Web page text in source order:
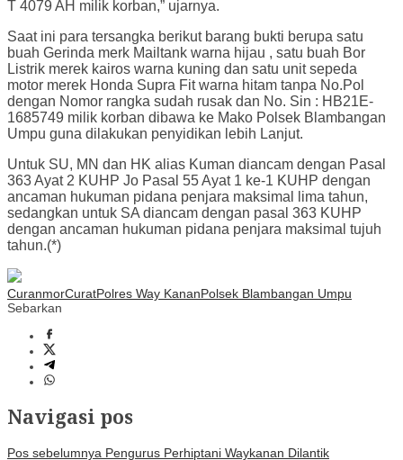
T 4079 AH milik korban,” ujarnya.
Saat ini para tersangka berikut barang bukti berupa satu
buah Gerinda merk Mailtank warna hijau , satu buah Bor
Listrik merek kairos warna kuning dan satu unit sepeda
motor merek Honda Supra Fit warna hitam tanpa No.Pol
dengan Nomor rangka sudah rusak dan No. Sin : HB21E-
1685749 milik korban dibawa ke Mako Polsek Blambangan
Umpu guna dilakukan penyidikan lebih Lanjut.
Untuk SU, MN dan HK alias Kuman diancam dengan Pasal
363 Ayat 2 KUHP Jo Pasal 55 Ayat 1 ke-1 KUHP dengan
ancaman hukuman pidana penjara maksimal lima tahun,
sedangkan untuk SA diancam dengan pasal 363 KUHP
dengan ancaman hukuman pidana penjara maksimal tujuh
tahun.(*)
CuranmorCuratPolres Way KananPolsek Blambangan Umpu
Sebarkan
Navigasi pos
Pos sebelumnya Pengurus Perhiptani Waykanan Dilantik